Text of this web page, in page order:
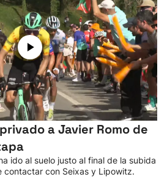
a Javier Romo de
ido al suelo justo al final de la subida
contactar con Seixas y Lipowitz.